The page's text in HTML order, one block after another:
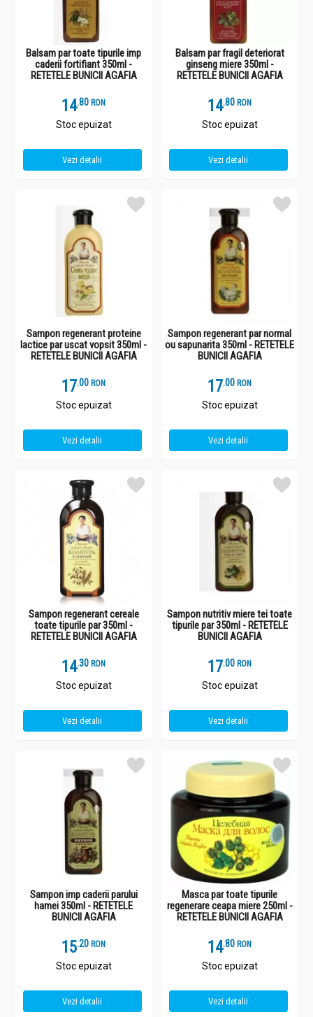
Balsam par toate tipurile imp
caderii fortifiant 350ml -
RETETELE BUNICII AGAFIA
14.8 RON
Stoc epuizat
Vezi detalii
Balsam par fragil deteriorat
ginseng miere 350ml -
RETETELE BUNICII AGAFIA
14.8 RON
Stoc epuizat
Vezi detalii
Sampon regenerant proteine
lactice par uscat vopsit 350ml -
RETETELE BUNICII AGAFIA
17.0 RON
Stoc epuizat
Vezi detalii
Sampon regenerant par normal
ou sapunarita 350ml - RETETELE
BUNICII AGAFIA
17.0 RON
Stoc epuizat
Vezi detalii
Sampon regenerant cereale
toate tipurile par 350ml -
RETETELE BUNICII AGAFIA
14.3 RON
Stoc epuizat
Vezi detalii
Sampon nutritiv miere tei toate
tipurile par 350ml - RETETELE
BUNICII AGAFIA
17.0 RON
Stoc epuizat
Vezi detalii
Sampon imp caderii parului
hamei 350ml - RETETELE
BUNICII AGAFIA
15.2 RON
Stoc epuizat
Vezi detalii
Masca par toate tipurile
regenerare ceapa miere 250ml -
RETETELE BUNICII AGAFIA
14.8 RON
Stoc epuizat
Vezi detalii